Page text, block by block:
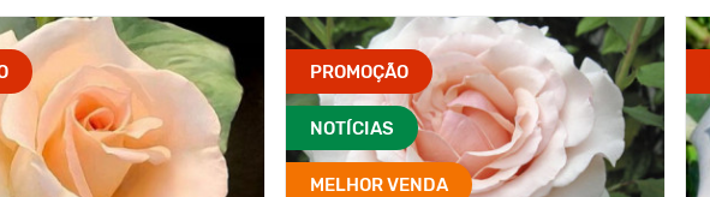
PROMOÇÃO
NOTÍCIAS
MELHOR VENDA